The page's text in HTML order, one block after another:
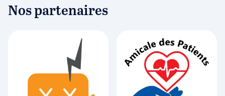
Nos partenaires